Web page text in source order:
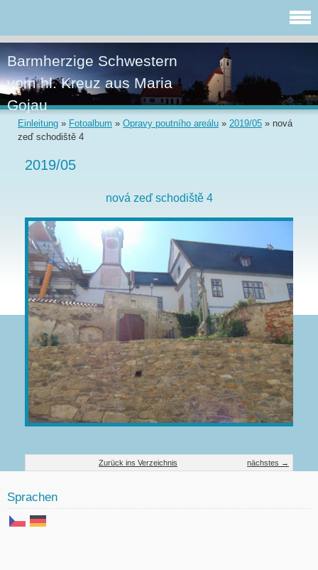
Barmherzige Schwestern
vom hl. Kreuz aus Maria
Gojau
Einleitung » Fotoalbum » Opravy poutního areálu » 2019/05 » nová
zeď schodiště 4
2019/05
nová zeď schodiště 4
nächstes →
Zurück ins Verzeichnis
Sprachen